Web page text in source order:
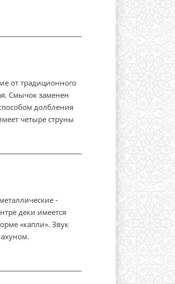
от традиционного
Смычок заменен
долбления
четыре струны
-
деки имеется
«капли». Звук